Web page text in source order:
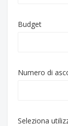
Budget
Numero di
Seleziona